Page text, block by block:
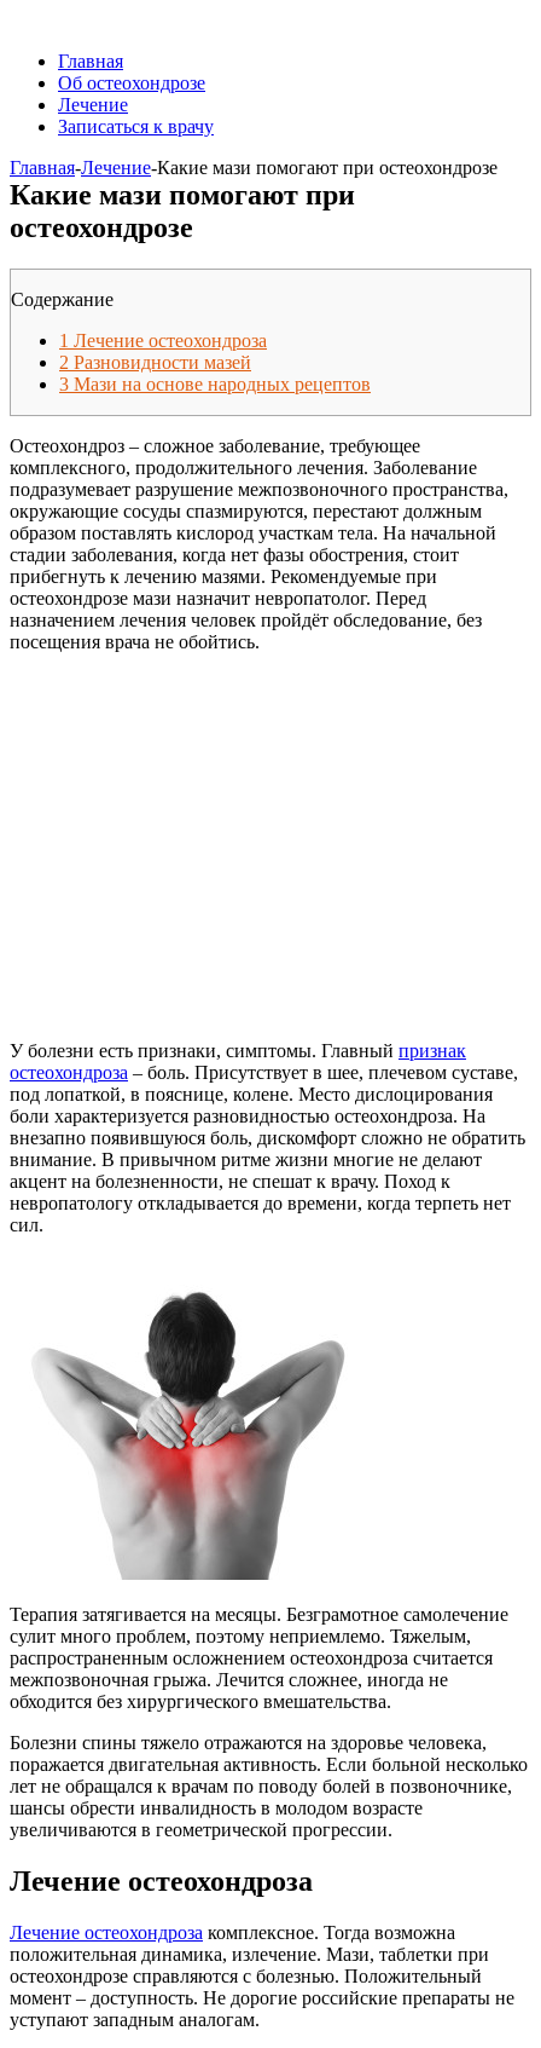
Главная
Об остеохондрозе
Лечение
Записаться к врачу
Главная-Лечение-Какие мази помогают при остеохондрозе
Какие мази помогают при
остеохондрозе
Содержание
1 Лечение остеохондроза
2 Разновидности мазей
3 Мази на основе народных рецептов
Остеохондроз – сложное заболевание, требующее
комплексного, продолжительного лечения. Заболевание
подразумевает разрушение межпозвоночного пространства,
окружающие сосуды спазмируются, перестают должным
образом поставлять кислород участкам тела. На начальной
стадии заболевания, когда нет фазы обострения, стоит
прибегнуть к лечению мазями. Рекомендуемые при
остеохондрозе мази назначит невропатолог. Перед
назначением лечения человек пройдёт обследование, без
посещения врача не обойтись.
У болезни есть признаки, симптомы. Главный признак
остеохондроза – боль. Присутствует в шее, плечевом суставе,
под лопаткой, в пояснице, колене. Место дислоцирования
боли характеризуется разновидностью остеохондроза. На
внезапно появившуюся боль, дискомфорт сложно не обратить
внимание. В привычном ритме жизни многие не делают
акцент на болезненности, не спешат к врачу. Поход к
невропатологу откладывается до времени, когда терпеть нет
сил.
Терапия затягивается на месяцы. Безграмотное самолечение
сулит много проблем, поэтому неприемлемо. Тяжелым,
распространенным осложнением остеохондроза считается
межпозвоночная грыжа. Лечится сложнее, иногда не
обходится без хирургического вмешательства.
Болезни спины тяжело отражаются на здоровье человека,
поражается двигательная активность. Если больной несколько
лет не обращался к врачам по поводу болей в позвоночнике,
шансы обрести инвалидность в молодом возрасте
увеличиваются в геометрической прогрессии.
Лечение остеохондроза
Лечение остеохондроза комплексное. Тогда возможна
положительная динамика, излечение. Мази, таблетки при
остеохондрозе справляются с болезнью. Положительный
момент – доступность. Не дорогие российские препараты не
уступают западным аналогам.